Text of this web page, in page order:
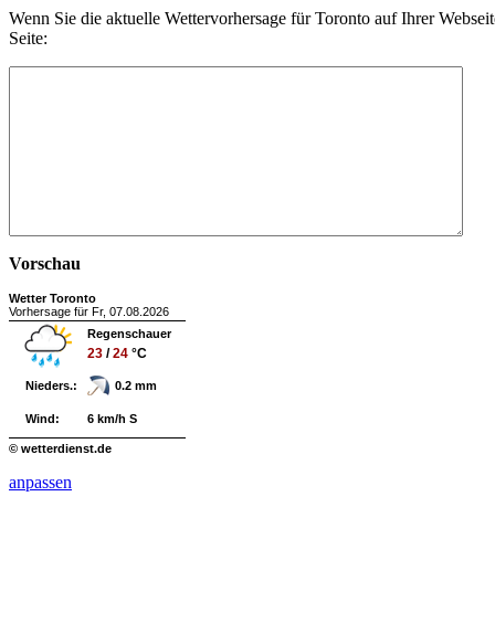
Wenn Sie die aktuelle Wettervorhersage für Toronto auf Ihrer
Seite:
Vorschau
Wetter Toronto
Vorhersage für Fr, 07.08.2026
Regenschauer
23 /24 °C
Nieders.: 0.2 mm
Wind: 6 km/h S
© wetterdienst.de
anpassen